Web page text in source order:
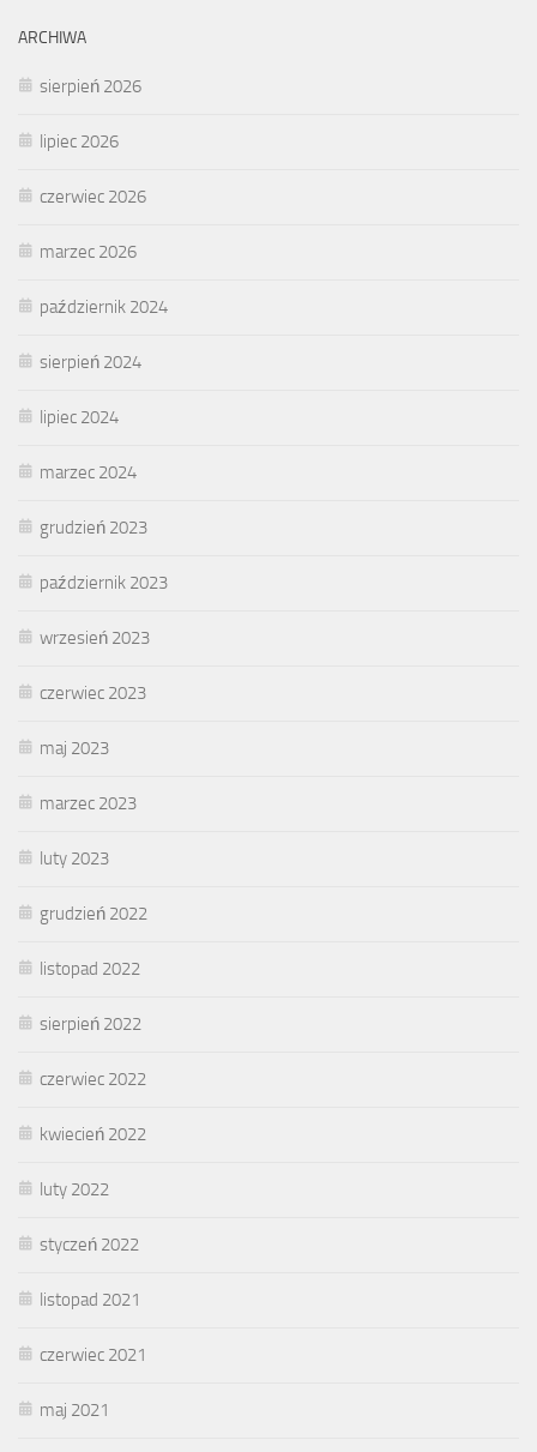
ARCHIWA
sierpień 2026
lipiec 2026
czerwiec 2026
marzec 2026
październik 2024
sierpień 2024
lipiec 2024
marzec 2024
grudzień 2023
październik 2023
wrzesień 2023
czerwiec 2023
maj 2023
marzec 2023
luty 2023
grudzień 2022
listopad 2022
sierpień 2022
czerwiec 2022
kwiecień 2022
luty 2022
styczeń 2022
listopad 2021
czerwiec 2021
maj 2021